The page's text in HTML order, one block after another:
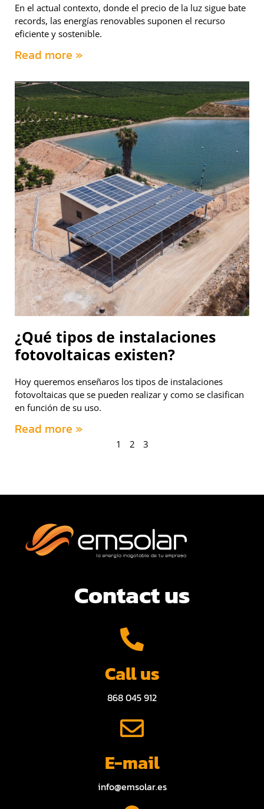
En el actual contexto, donde el precio de la luz sigue bate
records, las energías renovables suponen el recurso
eficiente y sostenible.
Read more »
¿Qué tipos de instalaciones
fotovoltaicas existen?
Hoy queremos enseñaros los tipos de instalaciones
fotovoltaicas que se pueden realizar y como se clasifican
en función de su uso.
Read more »
1 2 3
Contact us
Call us
868 045 912
E-mail
info@emsolar.es